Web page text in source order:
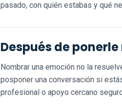
pasado, con quién estabas y qué
Después de
Nombrar una emoción no la
posponer una conversación si
profesional o apoyo cercano